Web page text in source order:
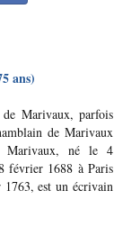
ans)
Marivaux, parfois
de Marivaux
Marivaux, né le 4
février 1688 à Paris
est un écrivain